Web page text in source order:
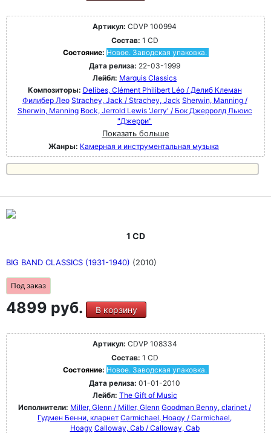
Артикул: CDVP 100994
Состав: 1 CD
Состояние: Новое. Заводская упаковка.
Дата релиза: 22-03-1999
Лейбл: Marquis Classics
Композиторы: Delibes, Clément Philibert Léo / Делиб Клеман
Филибер Лео Strachey, Jack / Strachey, Jack Sherwin, Manning /
Sherwin, Manning Bock, Jerrold Lewis 'Jerry' / Бок Джерролд Льюис
"Джерри"
Показать больше
Жанры: Камерная и инструментальная музыка
1 CD
BIG BAND CLASSICS (1931-1940) (2010)
Под заказ
4899 руб. В корзину
Артикул: CDVP 108334
Состав: 1 CD
Состояние: Новое. Заводская упаковка.
Дата релиза: 01-01-2010
Лейбл: The Gift of Music
Исполнители: Miller, Glenn / Miller, Glenn Goodman Benny, clarinet /
Гудмен Бенни, кларнет Carmichael, Hoagy / Carmichael,
Hoagy Calloway, Cab / Calloway, Cab